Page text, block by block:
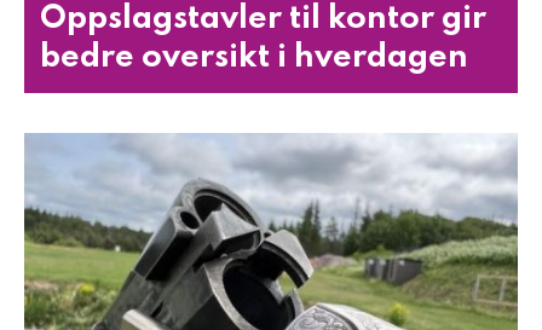
Oppslagstavler til kontor gir
bedre oversikt i hverdagen